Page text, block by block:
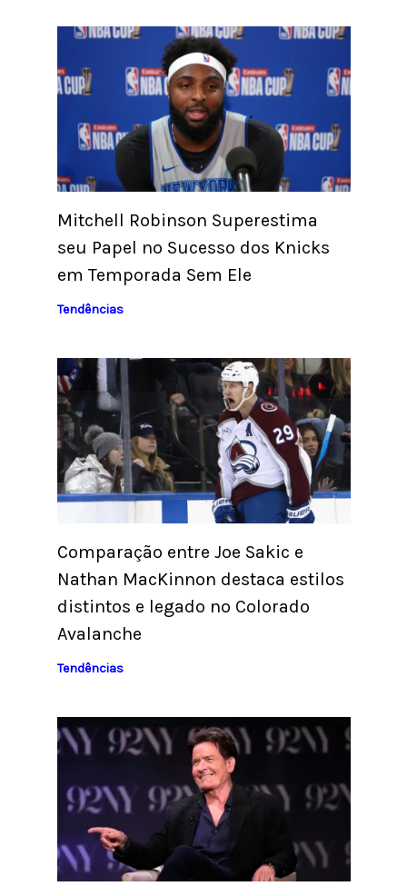
Mitchell Robinson Superestima
seu Papel no Sucesso dos Knicks
em Temporada Sem Ele
Tendências
Comparação entre Joe Sakic e
Nathan MacKinnon destaca estilos
distintos e legado no Colorado
Avalanche
Tendências